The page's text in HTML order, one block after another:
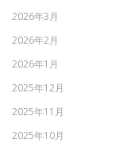
2026年3月
2026年2月
2026年1月
2025年12月
2025年11月
2025年10月